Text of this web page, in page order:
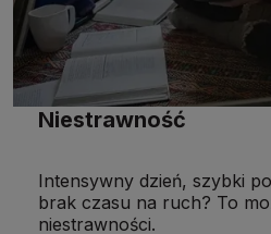
Niestrawność
Intensywny dzień, szybki
brak czasu na ruch? To
niestrawności.